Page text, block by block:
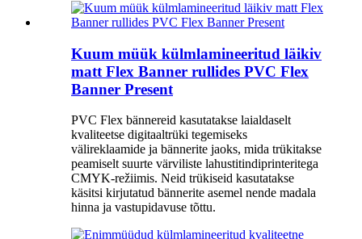
Kuum müük külmlamineeritud läikiv
matt Flex Banner rullides PVC Flex
Banner Present
PVC Flex bännereid kasutatakse laialdaselt
kvaliteetse digitaaltrüki tegemiseks
välireklaamide ja bännerite jaoks, mida trükitakse
peamiselt suurte värviliste lahustitindiprinteritega
CMYK-režiimis. Neid trükiseid kasutatakse
käsitsi kirjutatud bännerite asemel nende madala
hinna ja vastupidavuse tõttu.